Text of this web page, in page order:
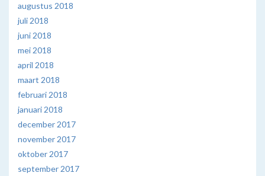
augustus 2018
juli 2018
juni 2018
mei 2018
april 2018
maart 2018
februari 2018
januari 2018
december 2017
november 2017
oktober 2017
september 2017